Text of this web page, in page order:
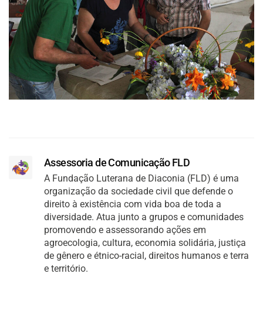
Assessoria de Comunicação FLD
A Fundação Luterana de Diaconia (FLD) é uma
organização da sociedade civil que defende o
direito à existência com vida boa de toda a
diversidade. Atua junto a grupos e comunidades
promovendo e assessorando ações em
agroecologia, cultura, economia solidária, justiça
de gênero e étnico-racial, direitos humanos e terra
e território.